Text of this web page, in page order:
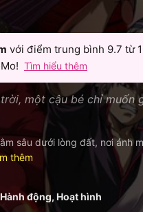
với điểm trung bình 9.7 từ
Tìm hiểu thêm
một cậu bé chỉ muốn
sâu dưới lòng đất, nơi ánh
thêm
động, Hoạt hình